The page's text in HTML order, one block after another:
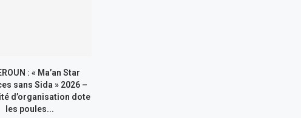
: « Ma’an Star
sans Sida » 2026 –
d’organisation dote
les poules...